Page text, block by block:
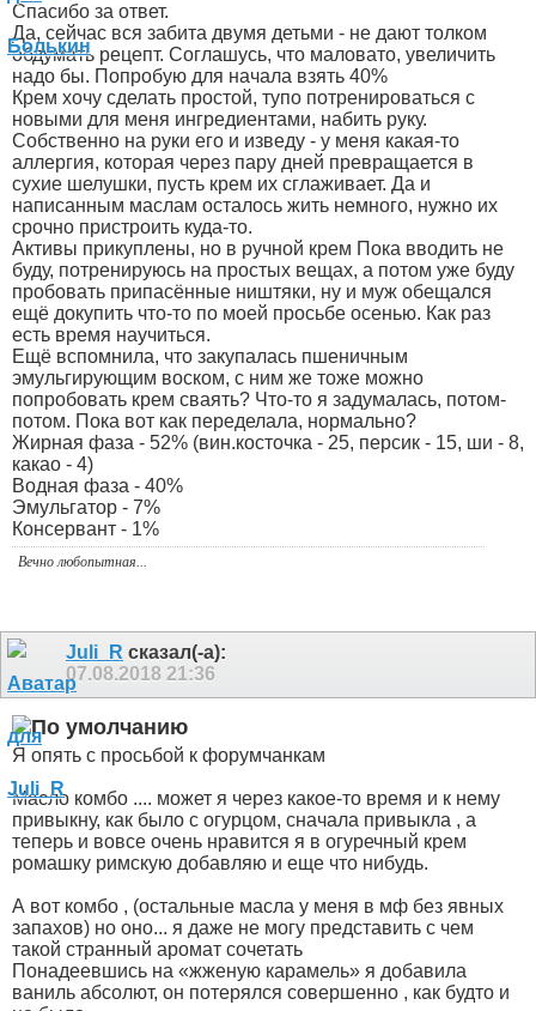
Спасибо за ответ.
Да, сейчас вся забита двумя детьми - не дают толком
обдумать рецепт. Соглашусь, что маловато, увеличить
надо бы. Попробую для начала взять 40%
Крем хочу сделать простой, тупо потренироваться с
новыми для меня ингредиентами, набить руку.
Собственно на руки его и изведу - у меня какая-то
аллергия, которая через пару дней превращается в
сухие шелушки, пусть крем их сглаживает. Да и
написанным маслам осталось жить немного, нужно их
срочно пристроить куда-то.
Активы прикуплены, но в ручной крем Пока вводить не
буду, потренируюсь на простых вещах, а потом уже буду
пробовать припасённые ништяки, ну и муж обещался
ещё докупить что-то по моей просьбе осенью. Как раз
есть время научиться.
Ещё вспомнила, что закупалась пшеничным
эмульгирующим воском, с ним же тоже можно
попробовать крем сваять? Что-то я задумалась, потом-
потом. Пока вот как переделала, нормально?
Жирная фаза - 52% (вин.косточка - 25, персик - 15, ши - 8,
какао - 4)
Водная фаза - 40%
Эмульгатор - 7%
Консервант - 1%
Вечно любопытная...
Juli_R сказал(-а):
07.08.2018 21:36
Я опять с просьбой к форумчанкам
Масло комбо .... может я через какое-то время и к нему
привыкну, как было с огурцом, сначала привыкла , а
теперь и вовсе очень нравится я в огуречный крем
ромашку римскую добавляю и еще что нибудь.
А вот комбо , (остальные масла у меня в мф без явных
запахов) но оно... я даже не могу представить с чем
такой странный аромат сочетать
Понадеевшись на «жженую карамель» я добавила
ваниль абсолют, он потерялся совершенно , как будто и